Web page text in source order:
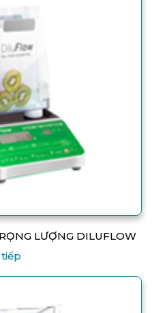
LƯỢNG DILUFLOW